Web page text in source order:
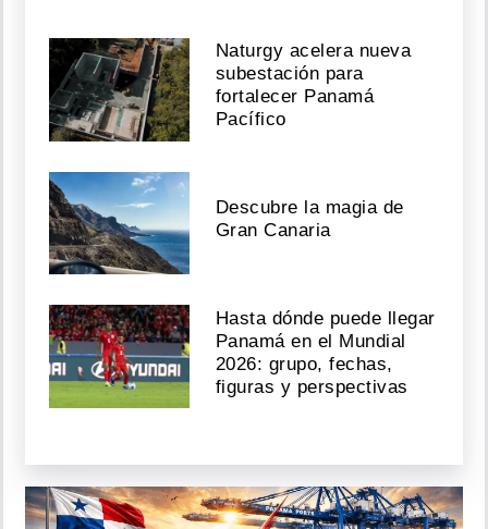
Naturgy acelera nueva
subestación para
fortalecer Panamá
Pacífico
Descubre la magia de
Gran Canaria
Hasta dónde puede llegar
Panamá en el Mundial
2026: grupo, fechas,
figuras y perspectivas